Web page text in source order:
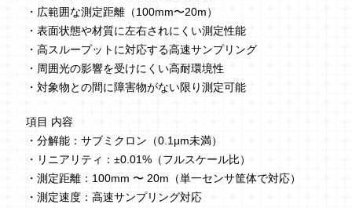
・広範囲な測定距離（100mm〜20m）
・表面状態や材質に左右されにくい測定性能
・高スループットに対応する高速サンプリング
・周囲光の影響を受けにくい高耐環境性
・対象物との間に障害物がない限り測定可能
項目 内容
・分解能：サブミクロン（0.1μm未満）
・リニアリティ：±0.01%（フルスケール比）
・測定距離：100mm 〜 20m（単一センサ筐体で対応）
・測定速度：高速サンプリング対応